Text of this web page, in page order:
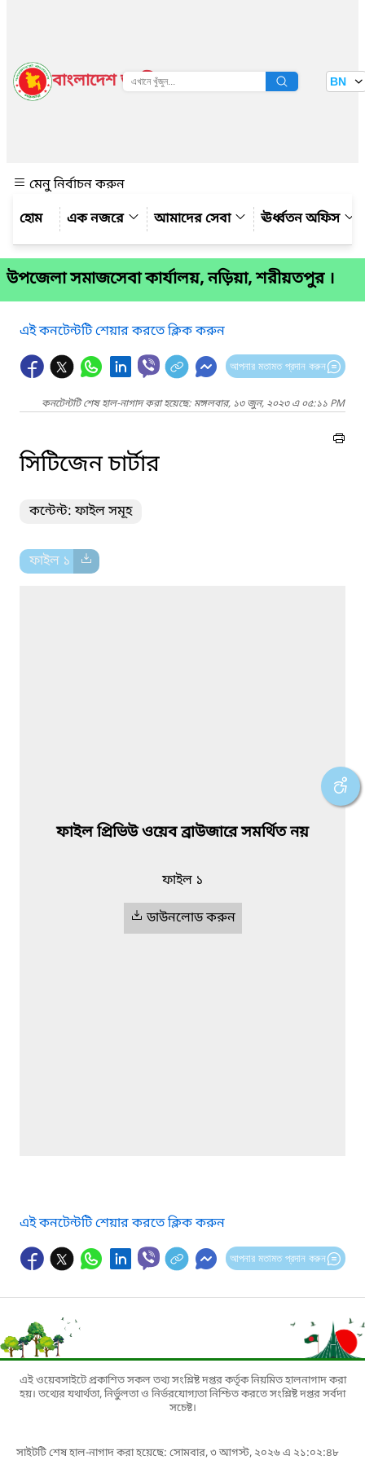
বাংলাদেশ জাতীয় তথ্য বাতায়ন BN
মেনু নির্বাচন করুন
এক নজরে
আমাদের সেবা ঊর্ধ্বতন অফিস
উপজেলা সমাজসেবা কার্যালয়, নড়িয়া, শরীয়তপুর ।
এই কনটেন্টটি শেয়ার করতে ক্লিক করুন
আপনার মতামত প্রদান করুন
কনটেন্টটি শেষ হাল-নাগাদ করা হয়েছে: মঙ্গলবার, ১৩ জুন, ২০২৩ এ ০৫:১১ PM
সিটিজেন চার্টার
কন্টেন্ট: ফাইল সমূহ
ফাইল ১
ফাইল প্রিভিউ ওয়েব ব্রাউজারে সমর্থিত নয়
ফাইল ১
ডাউনলোড করুন
এই কনটেন্টটি শেয়ার করতে ক্লিক করুন
আপনার মতামত প্রদান করুন
এই ওয়েবসাইটে প্রকাশিত সকল তথ্য সংশ্লিষ্ট দপ্তর কর্তৃক নিয়মিত হালনাগাদ করা
হয়। তথ্যের যথার্থতা, নির্ভুলতা ও নির্ভরযোগ্যতা নিশ্চিত করতে সংশ্লিষ্ট দপ্তর সর্বদা
সচেষ্ট।
সাইটটি শেষ হাল-নাগাদ করা হয়েছে: সোমবার, ৩ আগস্ট, ২০২৬ এ ২১:০২:৪৮